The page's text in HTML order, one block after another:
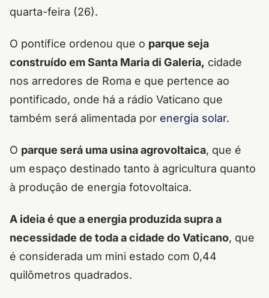
quarta-feira (26).
O pontífice ordenou que o parque seja
construído em Santa Maria di Galeria, cidade
nos arredores de Roma e que pertence ao
pontificado, onde há a rádio Vaticano que
também será alimentada por energia solar.
O parque será uma usina agrovoltaica, que é
um espaço destinado tanto à agricultura quanto
à produção de energia fotovoltaica.
A ideia é que a energia produzida supra a
necessidade de toda a cidade do Vaticano, que
é considerada um mini estado com 0,44
quilômetros quadrados.